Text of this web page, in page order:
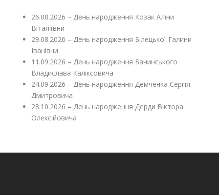
26.08.2026 – День народження Козак Аліни
Віталіївни
29.08.2026 – День народження Білецької Галини
Іванівни
11.09.2026 – День народження Бачинського
Владислава Каліксовича
24.09.2026 – День народження Демченка Сергія
Дмитровича
28.10.2026 – День народження Дерди Віктора
Олексійовича